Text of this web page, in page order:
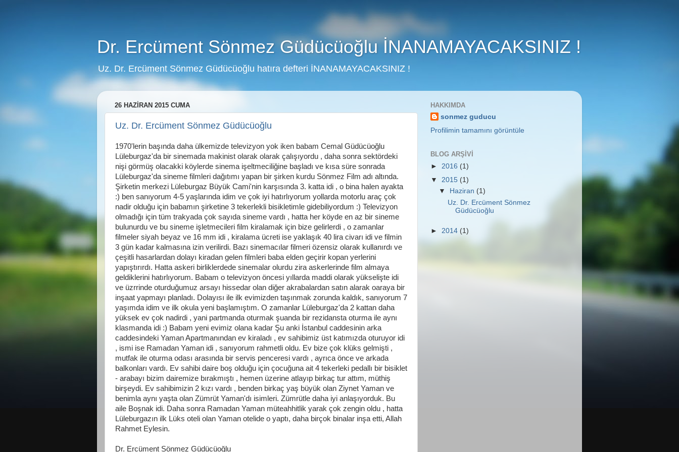
Dr. Ercüment Sönmez Güdücüoğlu İNANAMAYACAKSINIZ !
Uz. Dr. Ercüment Sönmez Güdücüoğlu hatıra defteri İNANAMAYACAKSINIZ !
26 HAZIRAN 2015 CUMA
Uz. Dr. Ercüment Sönmez Güdücüoğlu
1970'lerin başında daha ülkemizde televizyon yok iken babam Cemal Güdücüoğlu
Lüleburgaz'da bir sinemada makinist olarak olarak çalışıyordu , daha sonra sektördeki
nişi görmüş olacakki köylerde sinema işeltmeciliğine başladı ve kısa süre sonrada
Lüleburgaz'da sineme filmleri dağıtımı yapan bir şirken kurdu Sönmez Film adı altında.
Şirketin merkezi Lüleburgaz Büyük Cami'nin karşısında 3. katta idi , o bina halen ayakta
:) ben sanıyorum 4-5 yaşlarında idim ve çok iyi hatırlıyorum yollarda motorlu araç çok
nadir olduğu için babamın şirketine 3 tekerlekli bisikletimle gidebiliyordum :) Televizyon
olmadığı için tüm trakyada çok sayıda sineme vardı , hatta her köyde en az bir sineme
bulunurdu ve bu sineme işletmecileri film kiralamak için bize gelirlerdi , o zamanlar
filmeler siyah beyaz ve 16 mm idi , kiralama ücreti ise yaklaşık 40 lira civarı idi ve filmin
3 gün kadar kalmasına izin verilirdi. Bazı sinemacılar filmeri özensiz olarak kullanırdı ve
çeşitli hasarlardan dolayı kiradan gelen filmleri baba elden geçirir kopan yerlerini
yapıştırırdı. Hatta askeri birliklerdede sinemalar olurdu zira askerlerinde film almaya
geldiklerini hatırlıyorum. Babam o televizyon öncesi yıllarda maddi olarak yükselişte idi
ve üzrrinde oturduğumuz arsayı hissedar olan diğer akrabalardan satın alarak oaraya bir
inşaat yapmayı planladı. Dolayısı ile ilk evimizden taşınmak zorunda kaldık, sanıyorum 7
yaşımda idim ve ilk okula yeni başlamıştım. O zamanlar Lüleburgaz'da 2 kattan daha
yüksek ev çok nadirdi , yani partmanda oturmak şuanda bir rezidansta oturma ile aynı
klasmanda idi :) Babam yeni evimiz olana kadar Şu anki İstanbul caddesinin arka
caddesindeki Yaman Apartmanından ev kiraladı , ev sahibimiz üst katımızda oturuyor idi
, ismi ise Ramadan Yaman idi , sanıyorum rahmetli oldu. Ev bize çok klüks gelmişti ,
mutfak ile oturma odası arasında bir servis penceresi vardı , ayrıca önce ve arkada
balkonları vardı. Ev sahibi daire boş olduğu için çocuğuna ait 4 tekerleki pedallı bir bisiklet
- arabayı bizim dairemize bırakmıştı , hemen üzerine atlayıp birkaç tur attım, müthiş
birşeydi. Ev sahibimizin 2 kızı vardı , benden birkaç yaş büyük olan Ziynet Yaman ve
benimla aynı yaşta olan Zümrüt Yaman'dı isimleri. Zümrütle daha iyi anlaşıyorduk. Bu
aile Boşnak idi. Daha sonra Ramadan Yaman müteahhitlik yarak çok zengin oldu , hatta
Lüleburgazın ilk Lüks oteli olan Yaman otelide o yaptı, daha birçok binalar inşa etti, Allah
Rahmet Eylesin.
Dr. Ercüment Sönmez Güdücüoğlu
HAKKIMDA
sonmez guducu
Profilimin tamamını görüntüle
BLOG ARŞIVI
► 2016 (1)
▼ 2015 (1)
▼
Haziran (1)
Uz. Dr. Ercüment Sönmez
Güdücüoğlu
► 2014 (1)